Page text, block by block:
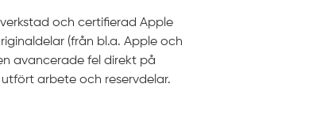
och certifierad Apple
(från bl.a. Apple och
avancerade fel direkt på
arbete och reservdelar.